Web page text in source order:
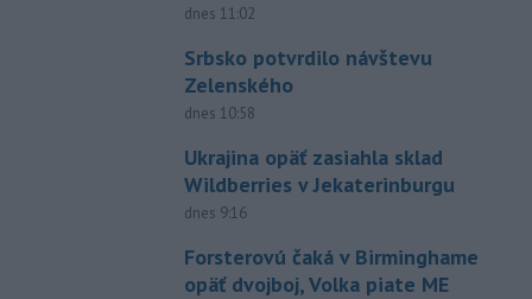
dnes 11:02
Srbsko potvrdilo návštevu
Zelenského
dnes 10:58
Ukrajina opäť zasiahla sklad
Wildberries v Jekaterinburgu
dnes 9:16
Forsterovú čaká v Birminghame
opäť dvojboj, Volka piate ME